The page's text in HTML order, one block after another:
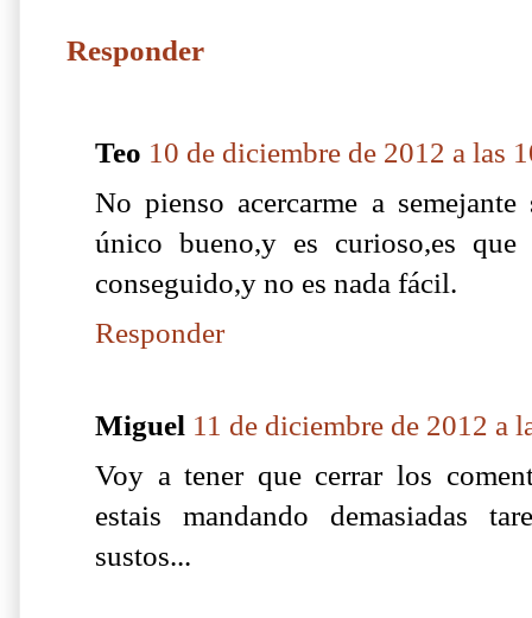
Responder
Teo 10 de diciembre de 2012 a las
No pienso acercarme a
único bueno,y es curioso,es
conseguido,y no es nada fácil.
Responder
Miguel 11 de diciembre de 2012 a
Voy a tener que cerrar los
estais mandando demasiadas
sustos...